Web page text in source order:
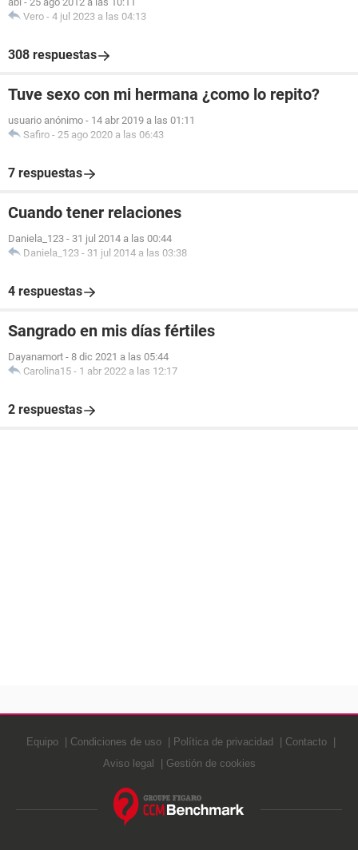
Vero - 4 jul 2023 a las 04:13
308 respuestas
Tuve sexo con mi hermana ¿como lo repito?
usuario anónimo - 14 abr 2019 a las 01:11
Safiro - 25 ago 2020 a las 06:43
7 respuestas
Cuando tener relaciones
Daniela_123 - 31 jul 2014 a las 00:44
Daniela_123 - 31 jul 2014 a las 03:38
4 respuestas
Sangrado en mis días fértiles
Dayanamort - 8 dic 2021 a las 05:44
Carolina15 - 1 abr 2022 a las 12:17
2 respuestas
Equipo Condiciones de uso Política de privacidad
Contacto
Aviso legal
Gestión de cookies